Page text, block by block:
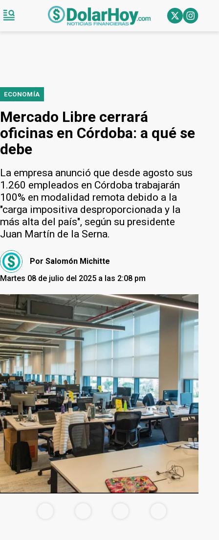
ECONOMÍA
Mercado Libre cerrará
oficinas en Córdoba: a qué se
debe
La empresa anunció que desde agosto sus
1.260 empleados en Córdoba trabajarán
100% en modalidad remota debido a la
"carga impositiva desproporcionada y la
más alta del país", según su presidente
Juan Martín de la Serna.
Por Salomón Michitte
Martes 08 de julio del 2025 a las 2:08 pm